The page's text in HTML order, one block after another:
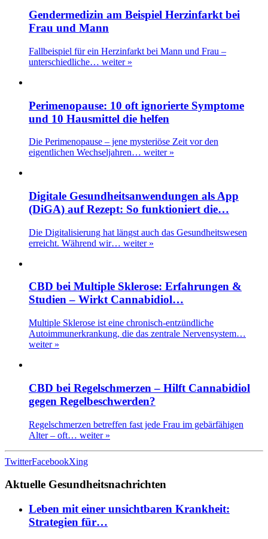
Gendermedizin am Beispiel Herzinfarkt bei
Frau und Mann
Fallbeispiel für ein Herzinfarkt bei Mann und Frau –
unterschiedliche… weiter »
Perimenopause: 10 oft ignorierte Symptome
und 10 Hausmittel die helfen
Die Perimenopause – jene mysteriöse Zeit vor den
eigentlichen Wechseljahren… weiter »
Digitale Gesundheitsanwendungen als App
(DiGA) auf Rezept: So funktioniert die…
Die Digitalisierung hat längst auch das Gesundheitswesen
erreicht. Während wir… weiter »
CBD bei Multiple Sklerose: Erfahrungen &
Studien – Wirkt Cannabidiol…
Multiple Sklerose ist eine chronisch-entzündliche
Autoimmunerkrankung, die das zentrale Nervensystem…
weiter »
CBD bei Regelschmerzen – Hilft Cannabidiol
gegen Regelbeschwerden?
Regelschmerzen betreffen fast jede Frau im gebärfähigen
Alter – oft… weiter »
TwitterFacebookXing
Aktuelle Gesundheitsnachrichten
Leben mit einer unsichtbaren Krankheit:
Strategien für…